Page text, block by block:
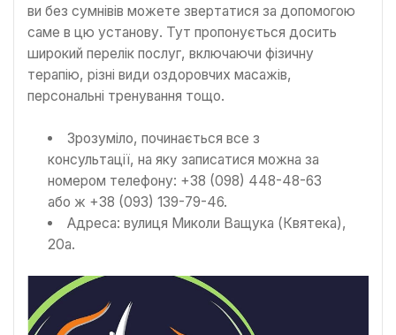
ви без сумнівів можете звертатися за допомогою
саме в цю установу. Тут пропонується досить
широкий перелік послуг, включаючи фізичну
терапію, різні види оздоровчих масажів,
персональні тренування тощо.
Зрозуміло, починається все з
консультації, на яку записатися можна за
номером телефону: +38 (098) 448-48-63
або ж +38 (093) 139-79-46.
Адреса: вулиця Миколи Ващука (Квятека),
20а.